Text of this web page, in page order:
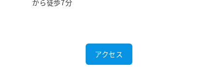
から徒歩7分
アクセス